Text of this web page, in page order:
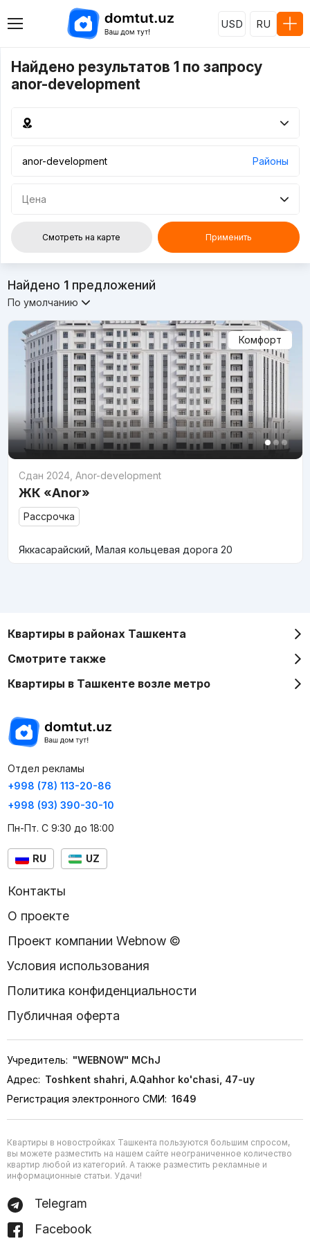
USD RU
Найдено результатов 1 по запросу
anor-development
Районы
Цена
Смотреть на карте Применить
Найдено 1предложений
По умолчанию
Комфорт
Сдан 2024, Anor-development
ЖК «Anor»
Рассрочка
Яккасарайский, Малая кольцевая дорога 20
Квартиры в районах Ташкента
Смотрите также
Квартиры в Ташкенте возле метро
Отдел рекламы
+998 (78) 113-20-86
+998 (93) 390-30-10
Пн-Пт. С 9:30 до 18:00
RU UZ
Контакты
О проекте
Проект компании Webnow ©
Условия использования
Политика конфиденциальности
Публичная оферта
Учредитель: "WEBNOW" MChJ
Адрес: Toshkent shahri, A.Qahhor ko'chasi, 47-uy
Регистрация электронного СМИ: 1649
Квартиры в новостройках Ташкента пользуются большим спросом,
вы можете разместить на нашем сайте неограниченное количество
квартир любой из категорий. А также разместить рекламные и
информационные статьи. Удачи!
Telegram
Facebook